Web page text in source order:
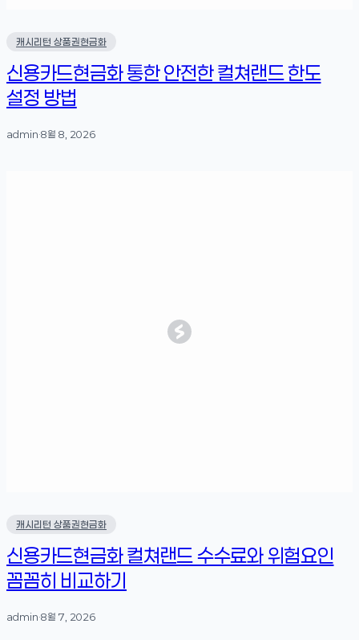
캐시리턴 상품권현금화
신용카드현금화 통한 안전한 컬쳐랜드 한도
설정 방법
admin·8월 8, 2026
캐시리턴 상품권현금화
신용카드현금화 컬쳐랜드 수수료와 위험요인
꼼꼼히 비교하기
admin·8월 7, 2026